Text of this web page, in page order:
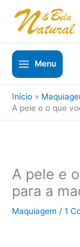
para
conteúdo
Menu
Início
A pele e o que
A pele e
para a
Maquiagem / 1